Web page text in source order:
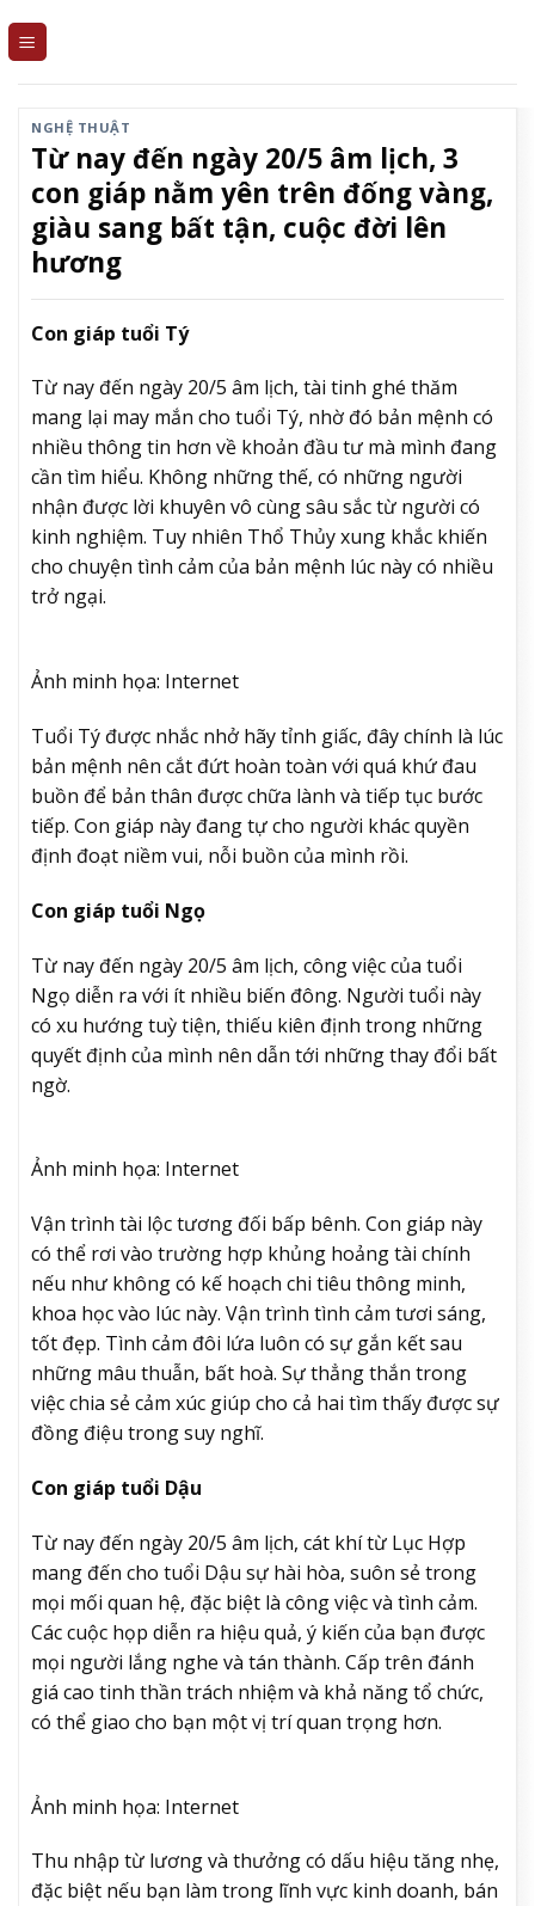
NGHỆ THUẬT
Từ nay đến ngày 20/5 âm lịch, 3
con giáp nằm yên trên đống vàng,
giàu sang bất tận, cuộc đời lên
hương
Con giáp tuổi Tý
Từ nay đến ngày 20/5 âm lịch, tài tinh ghé thăm
mang lại may mắn cho tuổi Tý, nhờ đó bản mệnh có
nhiều thông tin hơn về khoản đầu tư mà mình đang
cần tìm hiểu. Không những thế, có những người
nhận được lời khuyên vô cùng sâu sắc từ người có
kinh nghiệm. Tuy nhiên Thổ Thủy xung khắc khiến
cho chuyện tình cảm của bản mệnh lúc này có nhiều
trở ngại.
Ảnh minh họa: Internet
Tuổi Tý được nhắc nhở hãy tỉnh giấc, đây chính là lúc
bản mệnh nên cắt đứt hoàn toàn với quá khứ đau
buồn để bản thân được chữa lành và tiếp tục bước
tiếp. Con giáp này đang tự cho người khác quyền
định đoạt niềm vui, nỗi buồn của mình rồi.
Con giáp tuổi Ngọ
Từ nay đến ngày 20/5 âm lịch, công việc của tuổi
Ngọ diễn ra với ít nhiều biến đông. Người tuổi này
có xu hướng tuỳ tiện, thiếu kiên định trong những
quyết định của mình nên dẫn tới những thay đổi bất
ngờ.
Ảnh minh họa: Internet
Vận trình tài lộc tương đối bấp bênh. Con giáp này
có thể rơi vào trường hợp khủng hoảng tài chính
nếu như không có kế hoạch chi tiêu thông minh,
khoa học vào lúc này. Vận trình tình cảm tươi sáng,
tốt đẹp. Tình cảm đôi lứa luôn có sự gắn kết sau
những mâu thuẫn, bất hoà. Sự thẳng thắn trong
việc chia sẻ cảm xúc giúp cho cả hai tìm thấy được sự
đồng điệu trong suy nghĩ.
Con giáp tuổi Dậu
Từ nay đến ngày 20/5 âm lịch, cát khí từ Lục Hợp
mang đến cho tuổi Dậu sự hài hòa, suôn sẻ trong
mọi mối quan hệ, đặc biệt là công việc và tình cảm.
Các cuộc họp diễn ra hiệu quả, ý kiến của bạn được
mọi người lắng nghe và tán thành. Cấp trên đánh
giá cao tinh thần trách nhiệm và khả năng tổ chức,
có thể giao cho bạn một vị trí quan trọng hơn.
Ảnh minh họa: Internet
Thu nhập từ lương và thưởng có dấu hiệu tăng nhẹ,
đặc biệt nếu bạn làm trong lĩnh vực kinh doanh, bán